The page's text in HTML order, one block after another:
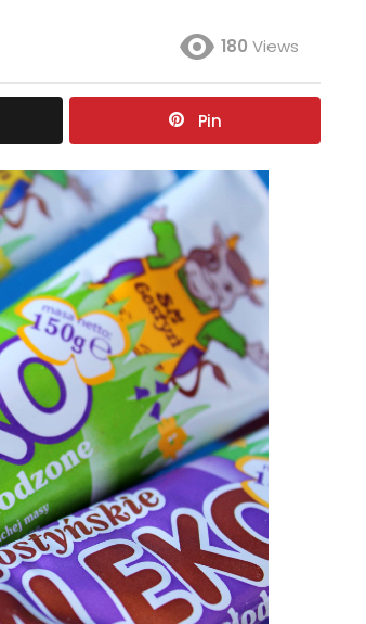
180 Views
Pin